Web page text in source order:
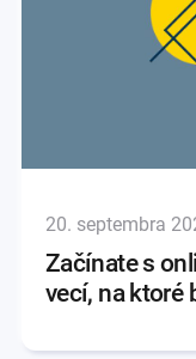
20. septembra
Začínate s
vecí, na ktoré